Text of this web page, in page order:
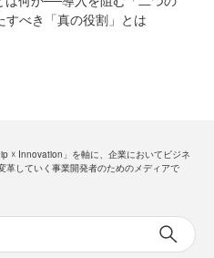
べき「真の役割」とは
☓ Innovation」を軸に、企業においてビジネ
革していく事業開発者のためのメディアで